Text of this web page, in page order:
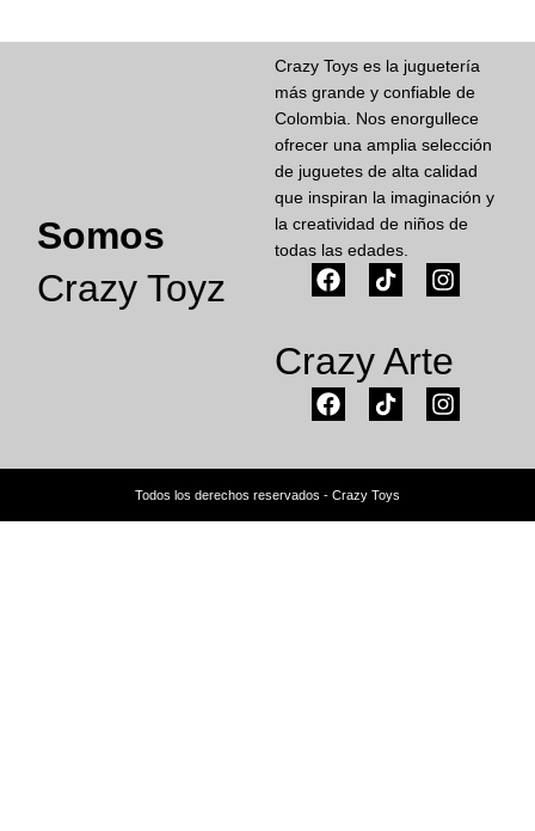
Somos
Crazy Toyz
Crazy Toys es la juguetería
más grande y confiable de
Colombia. Nos enorgullece
ofrecer una amplia selección
de juguetes de alta calidad
que inspiran la imaginación y
la creatividad de niños de
todas las edades.
Crazy Arte
Todos los derechos reservados - Crazy Toys